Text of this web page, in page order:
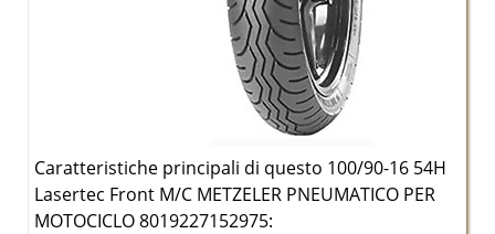
Caratteristiche principali di questo 100/90-16 54H
Lasertec Front M/C METZELER PNEUMATICO PER
MOTOCICLO 8019227152975: